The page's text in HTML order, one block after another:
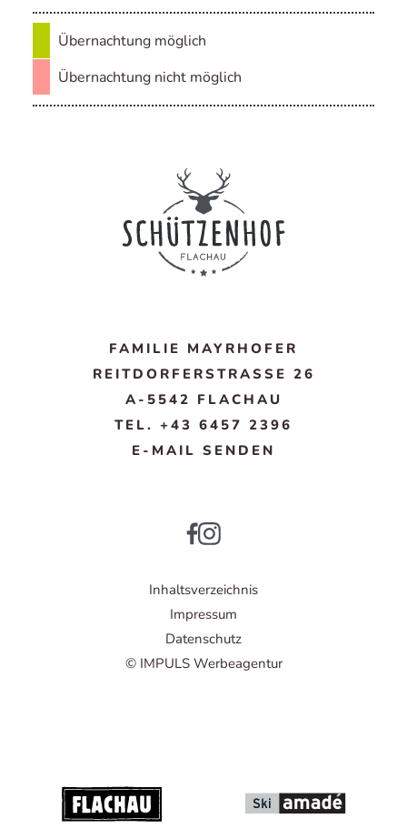
Übernachtung möglich
Übernachtung nicht möglich
FAMILIE MAYRHOFER
REITDORFERSTRASSE 26
A-5542 FLACHAU
TEL. +43 6457 2396
E-MAIL SENDEN
Inhaltsverzeichnis
Impressum
Datenschutz
© IMPULS Werbeagentur